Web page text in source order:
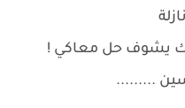
يشوف حل معاكي !
.........